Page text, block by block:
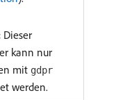
Dieser
kann nur
mit gdpr
werden.